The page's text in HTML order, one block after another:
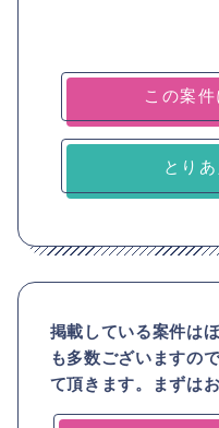
とり
掲載している案件は
も多数ございますの
て頂きます。まずは